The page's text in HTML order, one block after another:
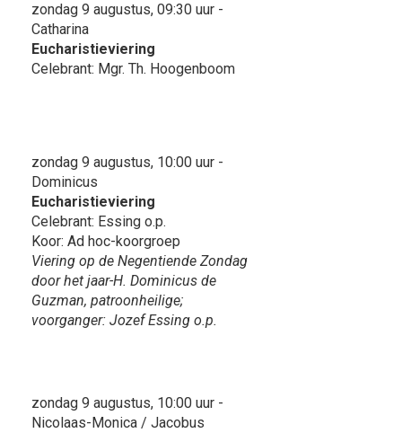
zondag 9 augustus, 09:30 uur -
Catharina
Eucharistieviering
Celebrant: Mgr. Th. Hoogenboom
zondag 9 augustus, 10:00 uur -
Dominicus
Eucharistieviering
Celebrant: Essing o.p.
Koor: Ad hoc-koorgroep
Viering op de Negentiende Zondag
door het jaar-H. Dominicus de
Guzman, patroonheilige;
voorganger: Jozef Essing o.p.
zondag 9 augustus, 10:00 uur -
Nicolaas-Monica / Jacobus